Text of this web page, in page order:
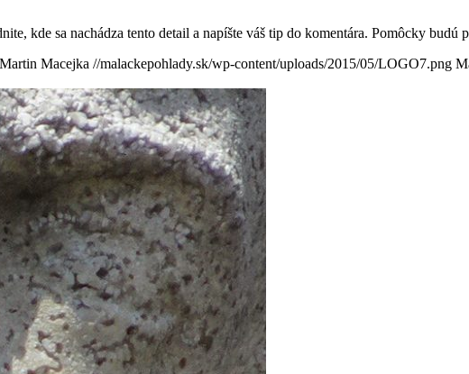
kde sa nachádza tento detail a napíšte váš tip do komentára. Pomôcky budú
Martin Macejka //malackepohlady.sk/wp-content/uploads/2015/05/LOGO7.png